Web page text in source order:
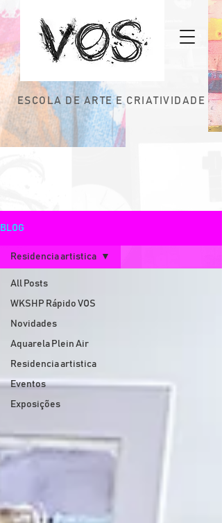
ESCOLA DE ARTE E CRIATIVIDADE
BLOG
All Posts
WKSHP Rápido VOS
Novidades
Aquarela Plein Air
Residencia artistica
Eventos
Exposições
Residencia artistica